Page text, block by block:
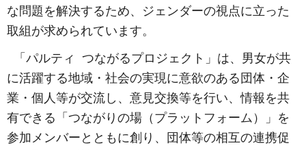
な問題を解決するため、ジェンダーの視点に立った
取組が求められています。
「パルティ つながるプロジェクト」は、男女が共
に活躍する地域・社会の実現に意欲のある団体・企
業・個人等が交流し、意見交換等を行い、情報を共
有できる「つながりの場（プラットフォーム）」を
参加メンバーとともに創り、団体等の相互の連携促